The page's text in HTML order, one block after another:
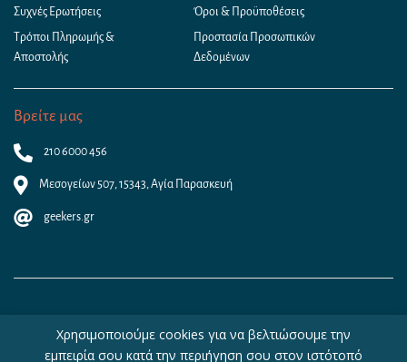
Συχνές Ερωτήσεις
Τρόποι Πληρωμής &
Αποστολής
Όροι & Προϋποθέσεις
Προστασία Προσωπικών
Δεδομένων
Βρείτε μας
210 6000 456
Μεσογείων 507, 15343, Αγία Παρασκευή
geekers.gr
Χρησιμοποιούμε cookies για να βελτιώσουμε την
εμπειρία σου κατά την περιήγηση σου στον ιστότοπό